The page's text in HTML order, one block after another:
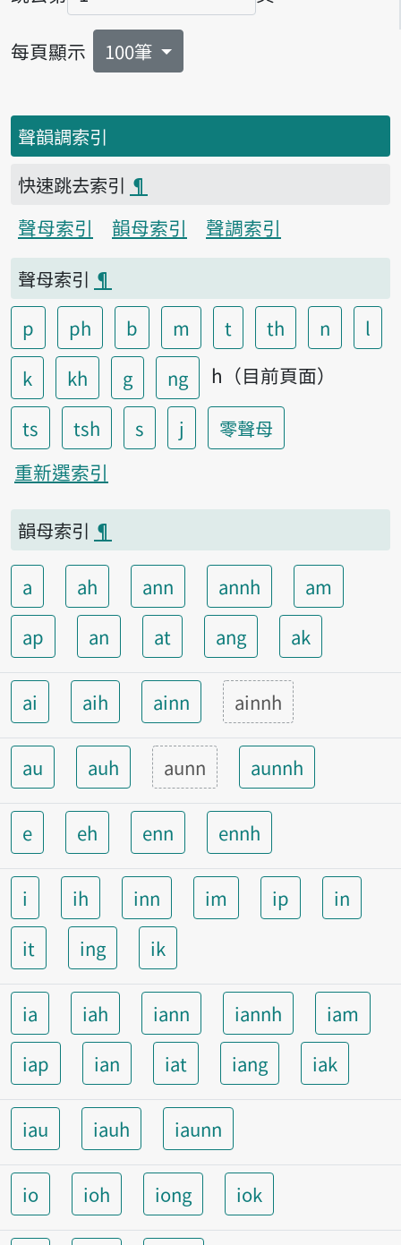
頁碼
每頁顯示 100筆
聲韻調索引
快速跳去索引 ¶
聲母索引
韻母索引
聲調索引
聲母索引 ¶
p
ph b m t th n
l
k
kh g ng
h（目前頁面）
ts
tsh s j
零聲母
重新選索引
韻母索引 ¶
a ah ann annh
am
ap
an at ang ak
ai aih ainn ainnh
au auh aunn aunnh
e eh enn ennh
i ih inn im ip
in
it
ing ik
ia iah iann iannh
iam
iap
ian iat iang iak
iau iauh iaunn
io ioh iong iok